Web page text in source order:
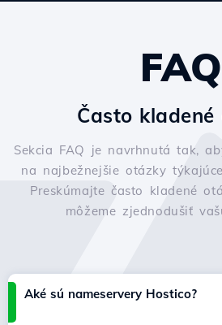
FAQ
Často
Sekcia FAQ je navrhnutá tak,
na najbežnejšie otázky
Preskúmajte často kladené
môžeme zjednodušiť
Aké sú nameservery Hostico?